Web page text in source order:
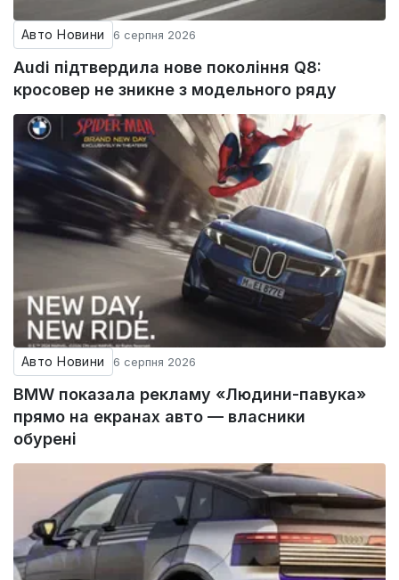
Авто Новини 6 серпня 2026
Audi підтвердила нове покоління Q8:
кросовер не зникне з модельного ряду
Авто Новини 6 серпня 2026
BMW показала рекламу «Людини-павука»
прямо на екранах авто — власники
обурені